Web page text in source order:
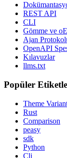
REST API
CLI
Gömme ve
Ajan
OpenAPI
Kılavuzlar
llms.txt
Popüler
Theme
Rust
Comparison
peasy
sdk
Python
Cli